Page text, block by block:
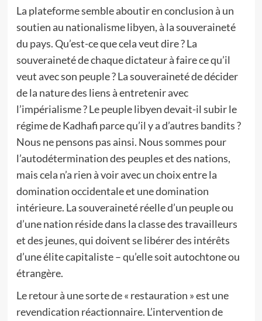
La plateforme semble aboutir en conclusion à un
soutien au nationalisme libyen, à la souveraineté
du pays. Qu’est-ce que cela veut dire ? La
souveraineté de chaque dictateur à faire ce qu’il
veut avec son peuple ? La souveraineté de décider
de la nature des liens à entretenir avec
l’impérialisme ? Le peuple libyen devait-il subir le
régime de Kadhafi parce qu’il y a d’autres bandits ?
Nous ne pensons pas ainsi. Nous sommes pour
l’autodétermination des peuples et des nations,
mais cela n’a rien à voir avec un choix entre la
domination occidentale et une domination
intérieure. La souveraineté réelle d’un peuple ou
d’une nation réside dans la classe des travailleurs
et des jeunes, qui doivent se libérer des intérêts
d’une élite capitaliste – qu’elle soit autochtone ou
étrangère.
Le retour à une sorte de « restauration » est une
revendication réactionnaire. L’intervention de